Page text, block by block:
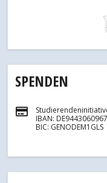
SPENDEN
IBAN:
BIC: GENODEM1GLS